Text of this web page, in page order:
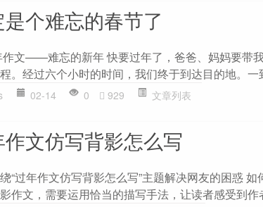
个难忘的春节了
文——难忘的新年 快要过年了，爸爸、妈妈要带
。经过六个小时的时间，我们终于到达目的地。一
02-14 0 929 文章列表
文仿写背影怎么写
“过年作文仿写背影怎么写”主题解决网友的困惑
作文，需要运用恰当的描写手法，让读者感受到作